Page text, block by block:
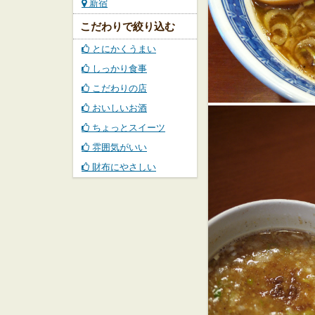
新宿
こだわりで絞り込む
とにかくうまい
しっかり食事
こだわりの店
おいしいお酒
ちょっとスイーツ
雰囲気がいい
財布にやさしい